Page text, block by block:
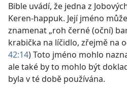
Bible uvádí, že jedna z
Keren-happuk. Její jméno
znamenat „roh černé (oční)
krabička na líčidlo, zřejmě na
42:14) Toto jméno mohlo
ale také by to mohlo být
byla v té době používána.